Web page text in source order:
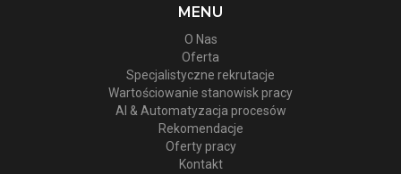
MENU
O Nas
Oferta
Specjalistyczne rekrutacje
Wartościowanie stanowisk pracy
AI & Automatyzacja procesów
Rekomendacje
Oferty pracy
Kontakt